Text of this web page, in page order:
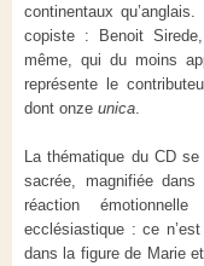
continentaux
copiste : Benoit
même, qui du moins
représente le
dont onze unica
La thématique du CD
sacrée, magnifiée dans
réaction
ecclésiastique : ce
dans la figure de Marie